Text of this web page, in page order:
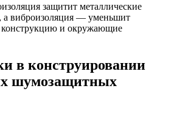
защитит металлические
а виброизоляция — уменьшит
конструкцию и окружающие
в конструировании
шумозащитных